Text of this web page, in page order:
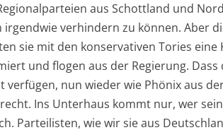
aus Schottland und
verhindern zu können. Aber
sie mit den konservativen Tories
und flogen aus der Regierung. Dass
nun wieder wie Phönix aus
Ins Unterhaus kommt nur, wer
Parteilisten, wie wir sie aus